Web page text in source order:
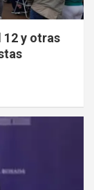
12 y otras